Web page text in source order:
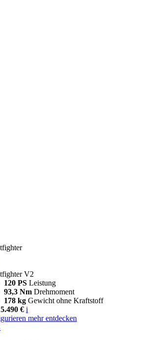
V2
120 PS Leistung
93,3 Nm Drehmoment
178 kg Gewicht ohne Kraftstoff
€ i
mehr entdecken